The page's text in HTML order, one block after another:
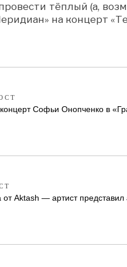
тёплый (а,
на концерт
Софьи Онопченко в
от Aktash — артист